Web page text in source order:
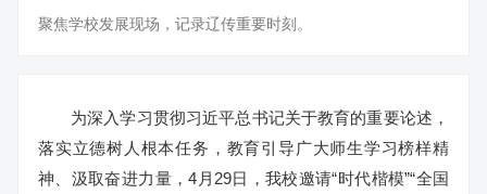
聚焦学校发展现场，记录辽传重要时刻。
为深入学习贯彻习近平总书记关于教育的重要论述，
落实立德树人根本任务，教育引导广大师生学习榜样精
神、汲取奋进力量，4月29日，我校邀请“时代楷模”“全国